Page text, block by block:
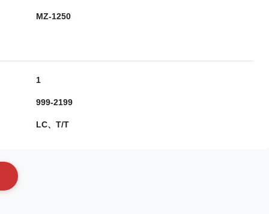
MZ-1250
1
999-2199
LC、T/T